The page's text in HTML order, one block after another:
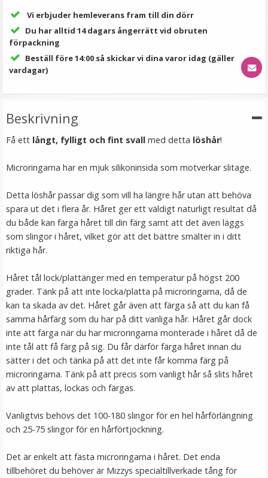
Platt tång för isättning av microringar - Svart
199 kr
#8 Mellanbrun - Original äkta löshår remy nagelslingor
★★★★ ★
VÄLJ
Vi erbjuder hemleverans fram till din dörr
Du har alltid 14 dagars ångerrätt vid obruten
förpackning
Beställ före 14:00 så skickar vi dina varor idag (gäller
vardagar)
Beskrivning
Få ett långt, fylligt och fint svall med detta löshår!
Microringarna har en mjuk silikoninsida som motverkar slitage.
Detta löshår passar dig som vill ha längre hår utan att behöva
spara ut det i flera år. Håret ger ett väldigt naturligt resultat då
du både kan färga håret till din färg samt att det även läggs
som slingor i håret, vilket gör att det bättre smälter in i ditt
riktiga hår.
Håret tål lock/plattänger med en temperatur på högst 200
grader. Tänk på att inte locka/platta på microringarna, då de
kan ta skada av det. Håret går även att färga så att du kan få
samma hårfärg som du har på ditt vanliga hår. Håret går dock
inte att färga när du har microringarna monterade i håret då de
inte tål att få färg på sig. Du får därför färga håret innan du
sätter i det och tänka på att det inte får komma färg på
microringarna. Tänk på att precis som vanligt hår så slits håret
av att plattas, lockas och färgas.
Vanligtvis behövs det 100-180 slingor för en hel hårförlängning
och 25-75 slingor för en hårförtjockning.
Det är enkelt att fästa microringarna i håret. Det enda
tillbehöret du behöver är Mizzys specialtillverkade tång för